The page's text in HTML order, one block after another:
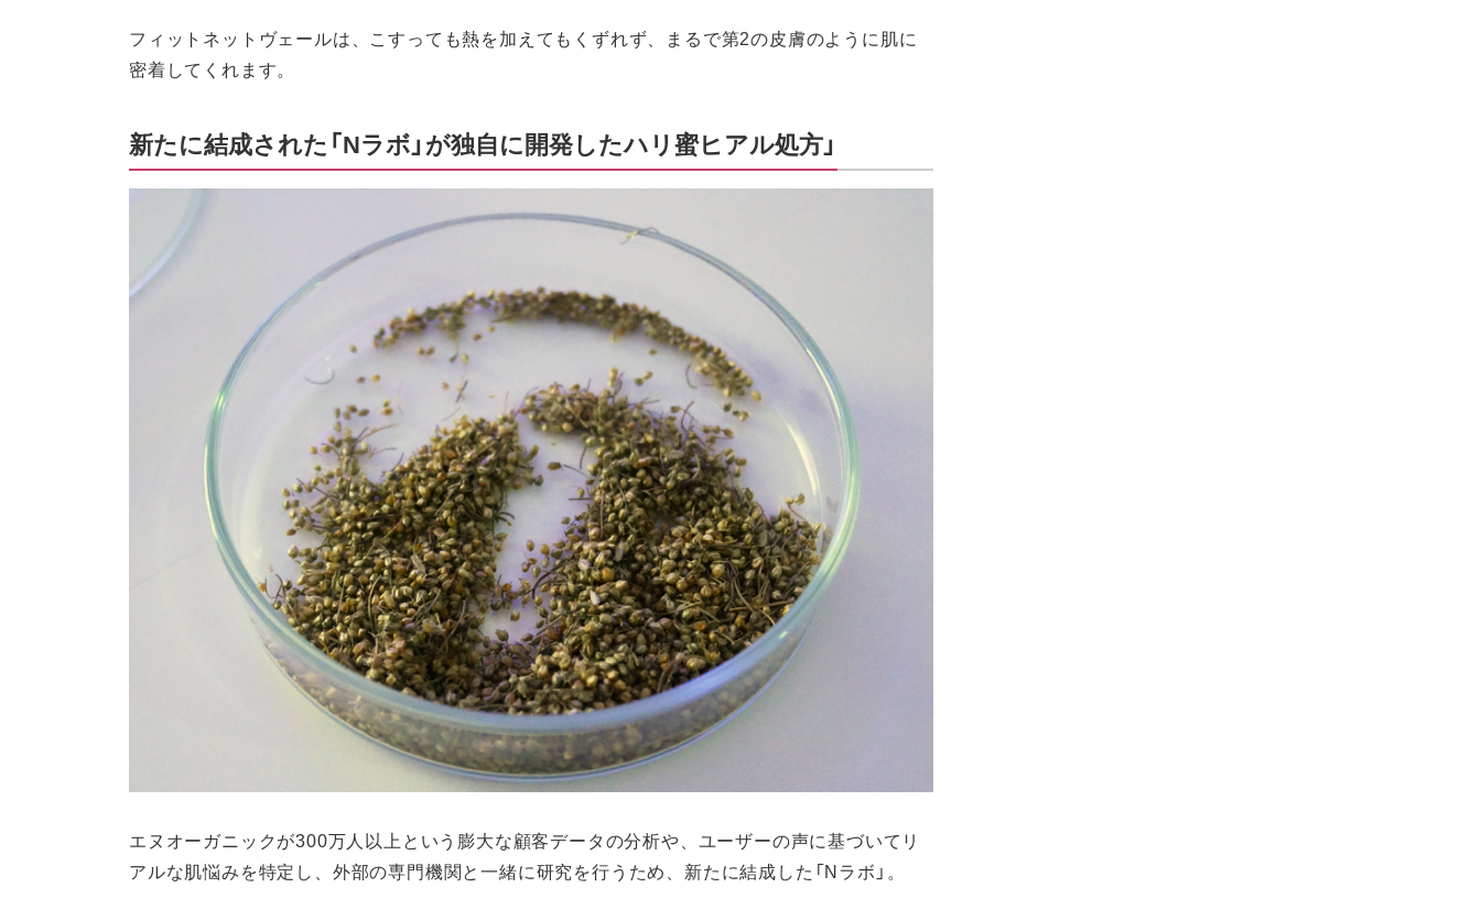
フィットネットヴェールは、こすっても熱を加えてもくずれず、まるで第2の皮膚のように肌に
密着してくれます。
新たに結成された「Nラボ」が独自に開発したハリ蜜ヒアル処方」
エヌオーガニックが300万人以上という膨大な顧客データの分析や、ユーザーの声に基づいてリ
アルな肌悩みを特定し、外部の専門機関と一緒に研究を行うため、新たに結成した「Nラボ」。